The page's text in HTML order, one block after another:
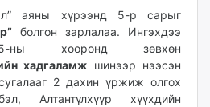
аяны хүрээнд 5-р сарыг
болгон зарлалаа. Ингэхдээ
ны хооронд зөвхөн
хадгаламж шинээр нээсэн
2 дахин үржиж олгох
Алтантүлхүүр хүүхдийн